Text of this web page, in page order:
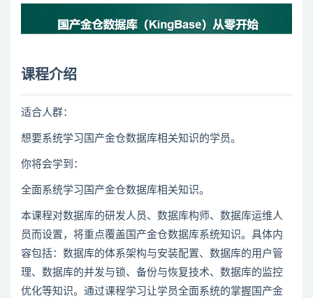
课程介绍
适合人群：
想要系统学习国产金仓数据库相关知识的学员。
你将会学到：
全面系统学习国产金仓数据库相关知识。
本课程对数据库的研发人员、数据库构师、数据库运维人
员而设置，将重点覆盖国产金仓数据库系统知识。具体内
容包括：数据库的体系架构与安装配置、数据库的用户管
理、数据库的并发与锁、备份与恢复技术、数据库的监控
优化等知识。通过课程学习让学员全面系统的掌握国产金